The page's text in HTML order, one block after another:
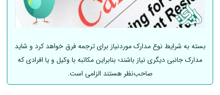
بسته به شرایط نوع مدارک موردنیاز برای ترجمه فرق خواهد کرد و شاید
مدارک جانبی دیگری نیاز باشند؛ بنابراین مکاتبه با وکیل و یا افرادی که
صاحب‌نظر هستند الزامی است.